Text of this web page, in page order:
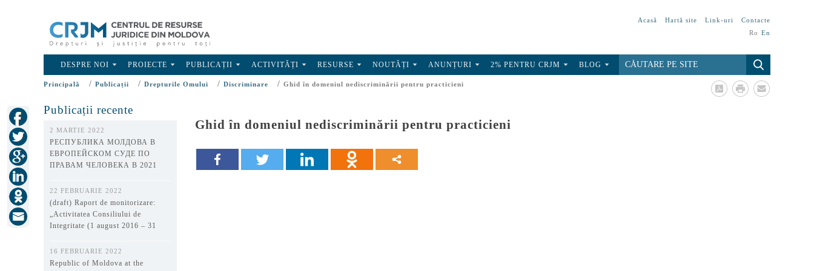
Acasă Hartă site Link-uri
Contacte
Ro En
DESPRE NOI PROIECTE PUBLICAȚII ACTIVITĂȚI RESURSE NOUTĂȚI ANUNȚURI 2% PENTRU CRJM BLOG
Principală / Publicații / Drepturile Omului / Discriminare / Ghid în domeniul nediscriminării pentru practicieni
Publicații recente
2 MARTIE 2022
РЕСПУБЛИКА МОЛДОВА В
ЕВРОПЕЙСКОМ СУДЕ ПО
ПРАВАМ ЧЕЛОВЕКА В 2021
22 FEBRUARIE 2022
(draft) Raport de monitorizare:
„Activitatea Consiliului de
Integritate (1 august 2016 – 31
16 FEBRUARIE 2022
Republic of Moldova at the
Ghid în domeniul nediscriminării pentru practicieni